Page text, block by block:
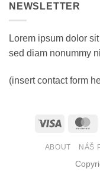
NEWSLETTER
Lorem ipsum dolor
sed diam nonummy
(insert contact form
Visa
ABOUT NÁŠ